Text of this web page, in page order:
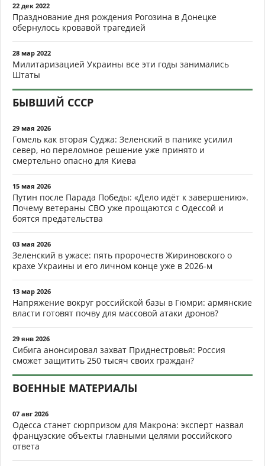
22 дек 2022
Празднование дня рождения Рогозина в Донецке
обернулось кровавой трагедией
28 мар 2022
Милитаризацией Украины все эти годы занимались
Штаты
БЫВШИЙ СССР
29 мая 2026
Гомель как вторая Суджа: Зеленский в панике усилил
север, но переломное решение уже принято и
смертельно опасно для Киева
15 мая 2026
Путин после Парада Победы: «Дело идёт к завершению».
Почему ветераны СВО уже прощаются с Одессой и
боятся предательства
03 мая 2026
Зеленский в ужасе: пять пророчеств Жириновского о
крахе Украины и его личном конце уже в 2026-м
13 мар 2026
Напряжение вокруг российской базы в Гюмри: армянские
власти готовят почву для массовой атаки дронов?
29 янв 2026
Сибига анонсировал захват Приднестровья: Россия
сможет защитить 250 тысяч своих граждан?
ВОЕННЫЕ МАТЕРИАЛЫ
07 авг 2026
Одесса станет сюрпризом для Макрона: эксперт назвал
французские объекты главными целями российского
ответа